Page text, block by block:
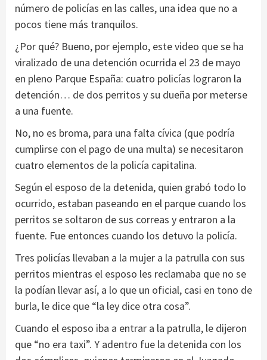
número de policías en las calles, una idea que no a
pocos tiene más tranquilos.
¿Por qué? Bueno, por ejemplo, este video que se ha
viralizado de una detención ocurrida el 23 de mayo
en pleno Parque España: cuatro policías lograron la
detención… de dos perritos y su dueña por meterse
a una fuente.
No, no es broma, para una falta cívica (que podría
cumplirse con el pago de una multa) se necesitaron
cuatro elementos de la policía capitalina.
Según el esposo de la detenida, quien grabó todo lo
ocurrido, estaban paseando en el parque cuando los
perritos se soltaron de sus correas y entraron a la
fuente. Fue entonces cuando los detuvo la policía.
Tres policías llevaban a la mujer a la patrulla con sus
perritos mientras el esposo les reclamaba que no se
la podían llevar así, a lo que un oficial, casi en tono de
burla, le dice que “la ley dice otra cosa”.
Cuando el esposo iba a entrar a la patrulla, le dijeron
que “no era taxi”. Y adentro fue la detenida con los